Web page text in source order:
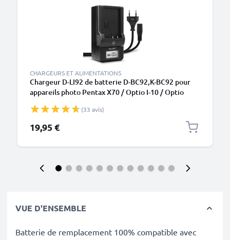
CHARGEURS ET ALIMENTATIONS
Chargeur D-LI92 de batterie D-BC92,K-BC92 pour
appareils photo Pentax X70 / Optio I-10 / Optio
(33 avis)
19,95 €
VUE D'ENSEMBLE
Batterie de remplacement 100% compatible avec